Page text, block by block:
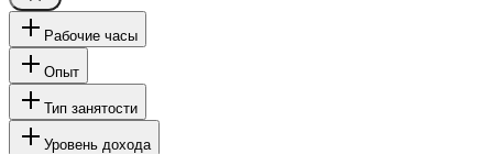
Рабочие часы
Опыт
Тип занятости
Уровень дохода